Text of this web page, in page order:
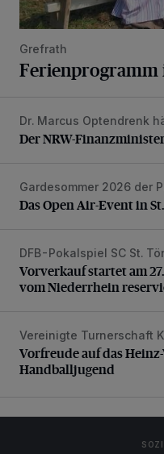
Grefrath
Der NRW-
Dr. Marcus Optendrenk
Der NRW-
Das Open Air-Event in
Gardesommer 2026 der
Das Open Air-Event in
Vorverkauf startet am
DFB-Pokalspiel SC St.
Vorverkauf startet am
vom Niederrhein
Vorfreude auf das
Vereinigte Turnerschaft
Vorfreude auf das
Handballjugend